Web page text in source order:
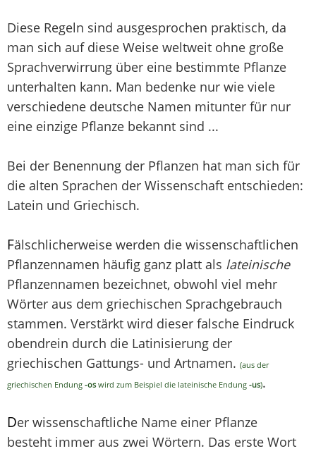
Diese Regeln sind ausgesprochen praktisch, da
man sich auf diese Weise weltweit ohne große
Sprachverwirrung über eine bestimmte Pflanze
unterhalten kann. Man bedenke nur wie viele
verschiedene deutsche Namen mitunter für nur
eine einzige Pflanze bekannt sind ...
Bei der Benennung der Pflanzen hat man sich für
die alten Sprachen der Wissenschaft entschieden:
Latein und Griechisch.
Fälschlicherweise werden die wissenschaftlichen
Pflanzennamen häufig ganz platt als lateinische
Pflanzennamen bezeichnet, obwohl viel mehr
Wörter aus dem griechischen Sprachgebrauch
stammen. Verstärkt wird dieser falsche Eindruck
obendrein durch die Latinisierung der
griechischen Gattungs- und Artnamen. (aus der
griechischen Endung -os wird zum Beispiel die lateinische Endung -us).
Der wissenschaftliche Name einer Pflanze
besteht immer aus zwei Wörtern. Das erste Wort